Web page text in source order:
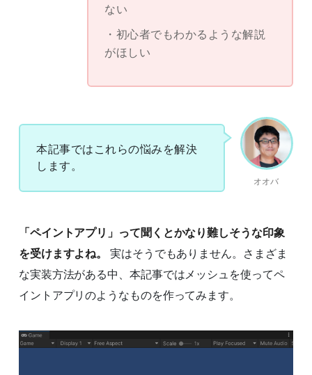
ない
初心者でもわかるような解説
がほしい
オオバ
本記事ではこれらの悩みを解決
します。
「ペイントアプリ」って聞くとかなり難しそうな印象
を受けますよね。
実はそうでもありません。さまざま
な実装方法がある中、本記事ではメッシュを使ってペ
イントアプリのようなものを作ってみます。